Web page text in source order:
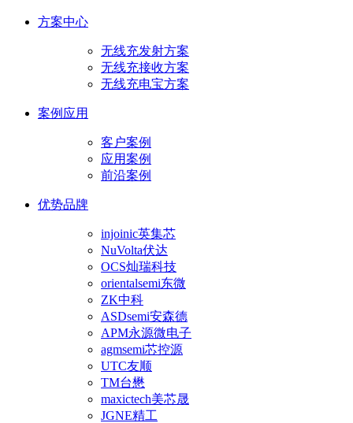
方案中心
无线充发射方案
无线充接收方案
无线充电宝方案
案例应用
客户案例
应用案例
前沿案例
优势品牌
injoinic英集芯
NuVolta伏达
OCS灿瑞科技
orientalsemi东微
ZK中科
ASDsemi安森德
APM永源微电子
agmsemi芯控源
UTC友顺
TM台懋
maxictech美芯晟
JGNE精工